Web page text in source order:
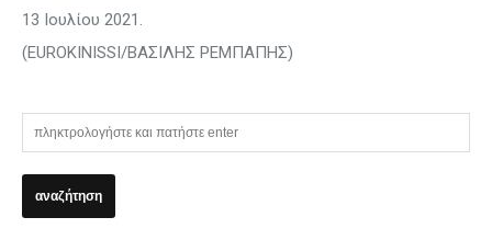
13 Ιουλίου 2021.
(EUROKINISSI/ΒΑΣΙΛΗΣ ΡΕΜΠΑΠΗΣ)